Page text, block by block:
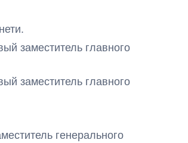
заместитель главного
заместитель главного
генеральногобюджет